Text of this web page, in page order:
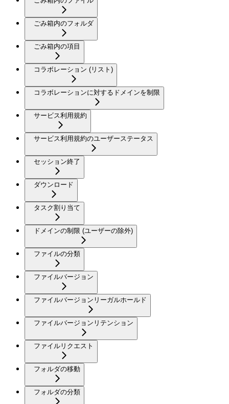
ごみ箱内のフォルダ
ごみ箱内の項目
コラボレーション (リスト)
コラボレーションに対するドメインを制限
サービス利用規約
サービス利用規約のユーザーステータス
セッション終了
ダウンロード
タスク割り当て
ドメインの制限 (ユーザーの除外)
ファイルの分類
ファイルバージョン
ファイルバージョンリーガルホールド
ファイルバージョンリテンション
ファイルリクエスト
フォルダの移動
フォルダの分類